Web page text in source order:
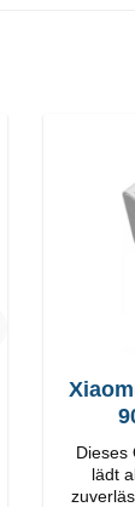
Dieses
lädt